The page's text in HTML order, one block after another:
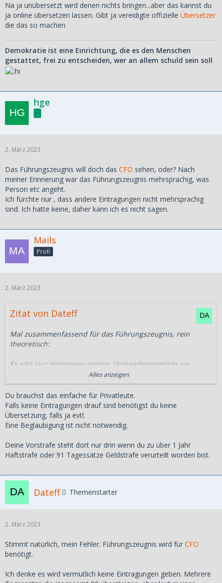
Na ja unübersetzt wird denen nichts bringen...aber das kannst du
ja online übersetzen lassen. Gibt ja vereidigte offizielle Übersetzer
die das so machen
Demokratie ist eine Einrichtung, die es den Menschen
gestattet, frei zu entscheiden, wer an allem schuld sein soll
hge
.
2. März 2023
Das Führungszeugnis will doch das CFO sehen, oder? Nach
meiner Erinnerung war das Führungszeugnis mehrsprachig, was
Person etc angeht.
Ich fürchte nur , dass andere Eintragungen nicht mehrsprachig
sind. Ich hatte keine, daher kann ich es nicht sagen.
Mails
Profi
2. März 2023
Zitat von Dateff
Mal zusammenfassend für das Führungszeugnis, rein
theoretisch:
Es gibt laut Homepage meiner Verbandsgemeinde ein
einfaches Führungszeugnis für private Zwecke, und ein
erweitertes für deutsche Behörden. Ich brauche vermutlich
letzteres?
Dann muss ich dieses Führungszeugnis übersetzen lassen
oder nicht?
Muss das Führungszeugnis auch beglaubigt werden? Von
welchen Stellen? Genau wie das AOS, also Notar >
Landgericht > Konsulat?
Alles anzeigen
Du brauchst das einfache für Privatleute.
Falls keine Eintragungen drauf sind benötigst du keine
Übersetzung, falls ja evtl.
Eine Beglaubigung ist nicht notwendig.
Deine Vorstrafe steht dort nur drin wenn du zu über 1 Jahr
Haftstrafe oder 91 Tagessätze Geldstrafe verurteilt worden bist.
Dateff Themenstarter
2. März 2023
Stimmt natürlich, mein Fehler. Führungszeugnis wird für CFO
benötigt.
Ich denke es wird vermutlich keine Eintragungen geben. Mehrere